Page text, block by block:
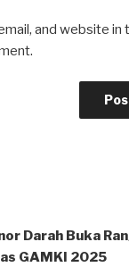
and website
Darah Buka
GAMKI 2025